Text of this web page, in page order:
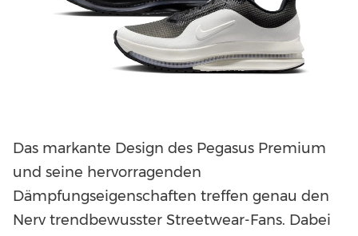
Das markante Design des Pegasus Premium
und seine hervorragenden
Dämpfungseigenschaften treffen genau den
Nerv trendbewusster Streetwear-Fans. Dabei